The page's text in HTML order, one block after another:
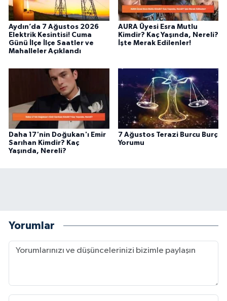
Aydın’da 7 Ağustos 2026
Elektrik Kesintisi! Cuma
Günü İlçe İlçe Saatler ve
Mahalleler Açıklandı
AURA Üyesi Esra Mutlu
Kimdir? Kaç Yaşında, Nereli?
İşte Merak Edilenler!
Daha 17'nin Doğukan'ı Emir
Sarıhan Kimdir? Kaç
Yaşında, Nereli?
7 Ağustos Terazi Burcu Burç
Yorumu
Yorumlar